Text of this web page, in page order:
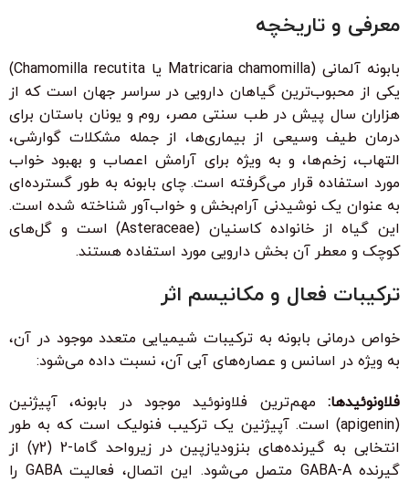
معرفی و تاریخچه
بابونه آلمانی (Matricaria chamomilla یا Chamomilla recutita)
یکی از محبوب‌ترین گیاهان دارویی در سراسر جهان است که از
هزاران سال پیش در طب سنتی مصر، روم و یونان باستان برای
درمان طیف وسیعی از بیماری‌ها، از جمله مشکلات گوارشی،
التهاب، زخم‌ها، و به ویژه برای آرامش اعصاب و بهبود خواب
مورد استفاده قرار می‌گرفته است. چای بابونه به طور گسترده‌ای
به عنوان یک نوشیدنی آرام‌بخش و خواب‌آور شناخته شده است.
این گیاه از خانواده کاسنیان (Asteraceae) است و گل‌های
کوچک و معطر آن بخش دارویی مورد استفاده هستند.
ترکیبات فعال و مکانیسم اثر
خواص درمانی بابونه به ترکیبات شیمیایی متعدد موجود در آن،
به ویژه در اسانس و عصاره‌های آبی آن، نسبت داده می‌شود:
فلاونوئیدها: مهم‌ترین فلاونوئید موجود در بابونه، آپیژنین
(apigenin) است. آپیژنین یک ترکیب فنولیک است که به طور
انتخابی به گیرنده‌های بنزودیازپین در زیرواحد گاما-2 (γ2) از
گیرنده GABA-A متصل می‌شود. این اتصال، فعالیت GABA را